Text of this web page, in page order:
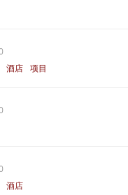
酒店 项目
酒店